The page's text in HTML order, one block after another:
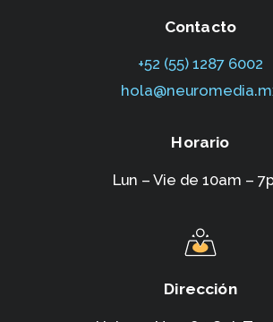
Contacto
+52 (55) 1287 6002‬
Horario
Lun – Vie de 10am –
Dirección